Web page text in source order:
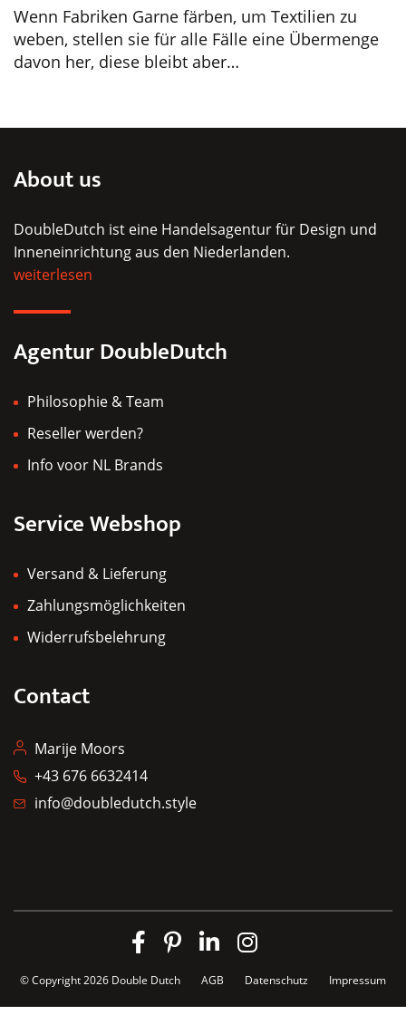
Wenn Fabriken Garne färben, um Textilien zu
weben, stellen sie für alle Fälle eine Übermenge
davon her, diese bleibt aber…
About us
DoubleDutch ist eine Handelsagentur für Design und
Inneneinrichtung aus den Niederlanden.
weiterlesen
Agentur DoubleDutch
Philosophie & Team
Reseller werden?
Info voor NL Brands
Service Webshop
Versand & Lieferung
Zahlungsmöglichkeiten
Widerrufsbelehrung
Contact
Marije Moors
+43 676 6632414
info@doubledutch.style
© Copyright 2026 Double Dutch AGB Datenschutz Impressum